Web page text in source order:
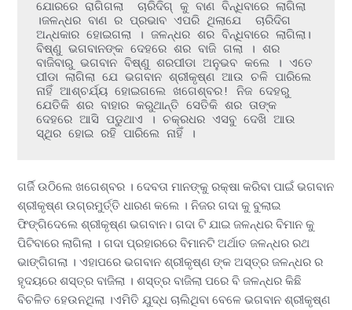
ଯୋରରେ ରାଗିଗଲା  ଚାରିଦିଗ୍ କୁ ବାଣ ବିନ୍ଧିବାରେ ଲାଗିଲା
।ଜଳନ୍ଧର ବାଣ ର ପ୍ରଭାବ ଏପରି ଥିଲାଯେ  ଚାରିଦିଗ
ଅନ୍ଧକାର ହୋଇଗଲା । ଜଳନ୍ଧର ଶର ବିନ୍ଧିବାରେ ଲାଗିଲା।
ବିଷ୍ଣୁ ଭଗବାନଙ୍କ ଦେହରେ ଶର ବାଜି ଗଲା । ଶର
ବାଜିବାରୁ ଭଗବାନ ବିଷ୍ଣୁ ଶରପୀଡା ଅନୁଭବ କଲେ । ଏତେ
ପୀଡା ଲାଗିଲା ଯେ ଭଗବାନ ଶ୍ରୀକୃଷ୍ଣ ଆଉ ଚଳି ପାରିଲେ
ନାହିଁ ଆଶ୍ଚର୍ଯ୍ୟ ହୋଇଗଲେ ଖଗେଶ୍ବର! ନିଜ ଦେହରୁ
ଯେତିକି ଶର ବାହାର କରୁଥାନ୍ତି ସେତିକି ଶର ତାଙ୍କ
ଦେହରେ ଆସି ପଡୁଥାଏ । ଚକ୍ରଧର ଏସବୁ ଦେଖି ଆଉ
ସ୍ଥିର ହୋଇ ରହି ପାରିଲେ ନାହିଁ ।
ଗର୍ଜି ଉଠିଲେ ଖଗେଶ୍ବର । ଦେବତା ମାନଙ୍କୁ ରକ୍ଷା କରିବା ପାଇଁ ଭଗବାନ
ଶ୍ରୀକୃଷ୍ଣ ଉଗ୍ରମୁର୍ତ୍ତି ଧାରଣ କଲେ । ନିଜର ଗଦା କୁ ବୁଲାଇ
ଫିଙ୍ଗିଦେଲେ ଶ୍ରୀକୃଷ୍ଣ ଭଗବାନ। ଗଦା ଟି ଯାଇ ଜଳନ୍ଧର ବିମାନ କୁ
ପିଟିବାରେ ଲାଗିଲା । ଗଦା ପ୍ରହାରରେ ବିମାନଟି ଅର୍ଥାତ ଜଳନ୍ଧର ରଥ
ଭାଙ୍ଗିଗଲା । ଏହାପରେ ଭଗବାନ ଶ୍ରୀକୃଷ୍ଣ ଙ୍କ ଅସ୍ତ୍ର ଜଳନ୍ଧର ର
ହୃଦୟରେ ଶସ୍ତ୍ର ବାଜିଲା । ଶସ୍ତ୍ର ବାଜିଲା ପରେ ବି ଜଳନ୍ଧର କିଛି
ବିଚଳିତ ହେଉନଥିଲା ।ଏମିତି ଯୁଦ୍ଧ ଚାଲିଥିବା ବେଳେ ଭଗବାନ ଶ୍ରୀକୃଷ୍ଣ